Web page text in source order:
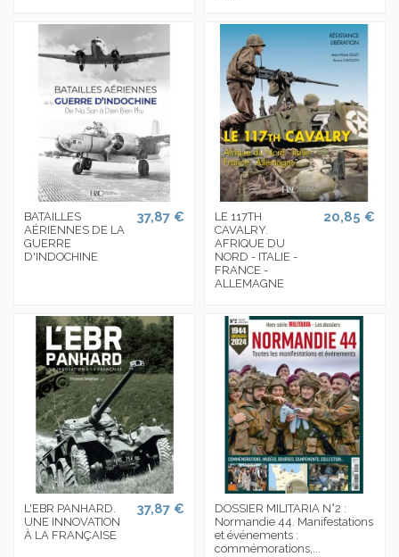
BATAILLES
AÉRIENNES DE LA
GUERRE
D'INDOCHINE
37,87 €
LE 117TH
CAVALRY.
AFRIQUE DU
NORD - ITALIE -
FRANCE -
ALLEMAGNE
20,85 €
L'EBR PANHARD.
UNE INNOVATION
À LA FRANÇAISE
37,87 €
DOSSIER MILITARIA N°2 :
Normandie 44. Manifestations
et événements :
commémorations,...